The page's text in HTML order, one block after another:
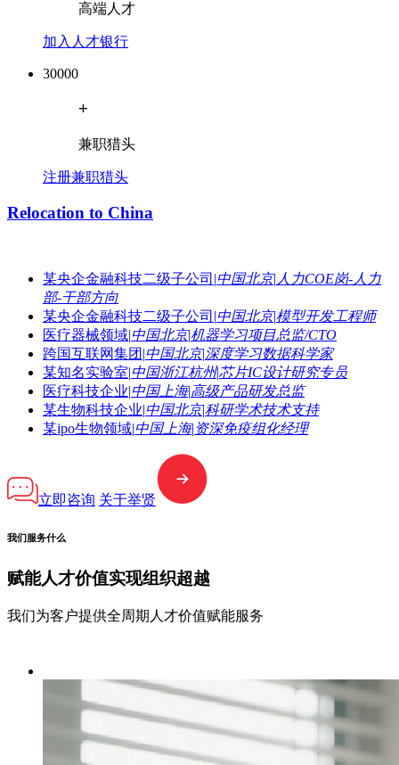
高端人才
加入人才银行
30000
+
兼职猎头
注册兼职猎头
Relocation to China
某央企金融科技二级子公司 |中国北京| 人力COE岗-人力
部-干部方向
某央企金融科技二级子公司 |中国北京|模型开发工程师
医疗器械领域|中国北京|机器学习项目总监/CTO
跨国互联网集团 |中国北京|深度学习数据科学家
某知名实验室|中国浙江杭州|芯片IC设计研究专员
医疗科技企业|中国上海|高级产品研发总监
某生物科技企业|中国北京|科研学术技术支持
某ipo生物领域|中国上海|资深免疫组化经理
立即咨询 关于举贤
我们服务什么
赋能人才价值实现组织超越
我们为客户提供全周期人才价值赋能服务